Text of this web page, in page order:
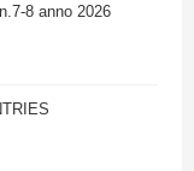
8 anno 2026